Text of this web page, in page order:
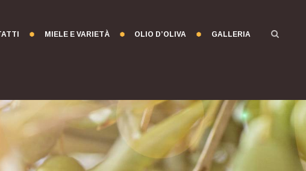
MIELE E VARIETÀ OLIO D’OLIVA GALLERIA